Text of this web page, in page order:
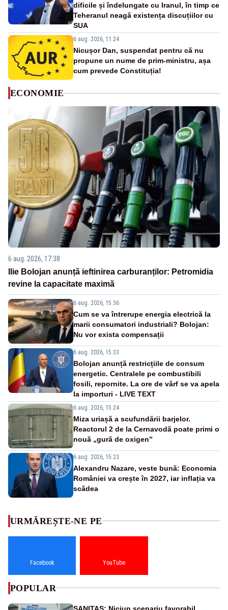
dificile și îndelungate cu Iranul, în timp ce
Teheranul neagă existența discuțiilor cu
SUA
6 aug. 2026, 11:24
Nicușor Dan, suspendat pentru că nu
propune un nume de prim-ministru, așa
cum prevede Constituția!
ECONOMIE
6 aug. 2026, 17:38
Ilie Bolojan anunță ieftinirea carburanților: Petromidia
revine la capacitate maximă
6 aug. 2026, 15:36
Cum se va întrerupe energia electrică la
marii consumatori industriali? Bolojan:
Nu vor exista compensații
6 aug. 2026, 15:33
Bolojan anunță restricțiile de consum
energetic. Centralele pe combustibili
fosili, repornite. La ore de vârf se va apela
la importuri - LIVE TEXT
6 aug. 2026, 15:24
Miza uriașă a scufundării barjelor.
Reactorul 2 de la Cernavodă poate primi o
nouă „gură de oxigen”
6 aug. 2026, 15:23
Alexandru Nazare, veste bună: Economia
României va crește în 2027, iar inflația va
scădea
URMĂREȘTE-NE PE
Facebook YouTube
POPULAR
SANITAS: Niciun scenariu favorabil